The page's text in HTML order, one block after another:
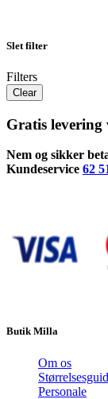
Slet filter
Filters
Clear
Gratis
Nem og sikker
Kundeservice 62
Butik Milla
Om os
Personale